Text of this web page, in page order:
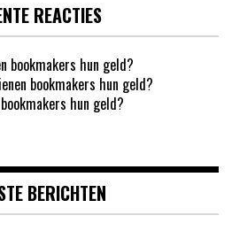
REACTIES
bookmakers hun geld?
bookmakers hun geld?
hun geld?
BERICHTEN